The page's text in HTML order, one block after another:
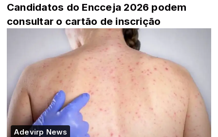
Candidatos do Encceja 2026 podem
consultar o cartão de inscrição
Adevirp News